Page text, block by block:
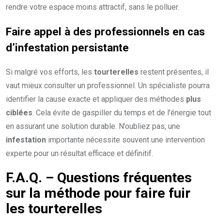
rendre votre espace moins attractif, sans le polluer.
Faire appel à des professionnels en cas
d’infestation persistante
Si malgré vos efforts, les tourterelles restent présentes, il
vaut mieux consulter un professionnel. Un spécialiste pourra
identifier la cause exacte et appliquer des méthodes plus
ciblées. Cela évite de gaspiller du temps et de l’énergie tout
en assurant une solution durable. N’oubliez pas, une
infestation importante nécessite souvent une intervention
experte pour un résultat efficace et définitif.
F.A.Q. – Questions fréquentes
sur la méthode pour faire fuir
les tourterelles